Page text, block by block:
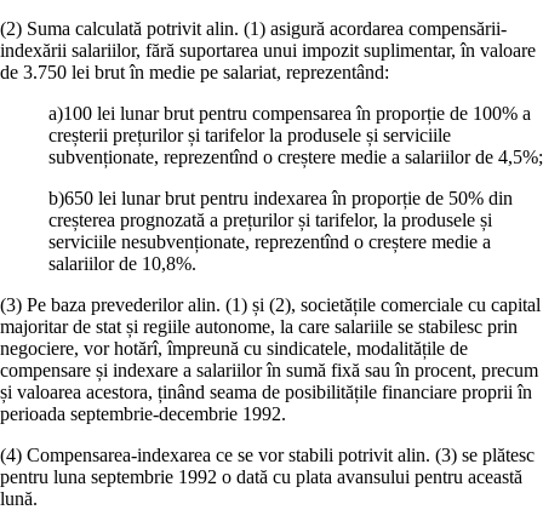
(2) Suma calculată potrivit alin. (1) asigură acordarea compensării-
indexării salariilor, fără suportarea unui impozit suplimentar, în valoare
de 3.750 lei brut în medie pe salariat, reprezentând:
a)100 lei lunar brut pentru compensarea în proporție de 100% a
creșterii prețurilor și tarifelor la produsele și serviciile
subvenționate, reprezentînd o creștere medie a salariilor de 4,5%;
b)650 lei lunar brut pentru indexarea în proporție de 50% din
creșterea prognozată a prețurilor și tarifelor, la produsele și
serviciile nesubvenționate, reprezentînd o creștere medie a
salariilor de 10,8%.
(3) Pe baza prevederilor alin. (1) și (2), societățile comerciale cu capital
majoritar de stat și regiile autonome, la care salariile se stabilesc prin
negociere, vor hotărî, împreună cu sindicatele, modalitățile de
compensare și indexare a salariilor în sumă fixă sau în procent, precum
și valoarea acestora, ținând seama de posibilitățile financiare proprii în
perioada septembrie-decembrie 1992.
(4) Compensarea-indexarea ce se vor stabili potrivit alin. (3) se plătesc
pentru luna septembrie 1992 o dată cu plata avansului pentru această
lună.